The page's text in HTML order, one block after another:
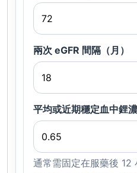
兩次 eGFR 間隔（月）
平均或近期穩定血中鋰
通常需固定在服藥後 12